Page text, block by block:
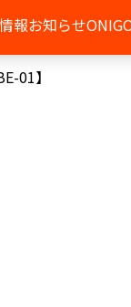
報お知らせ
01】